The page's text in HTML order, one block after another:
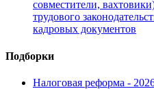
совместители,
трудового
кадровых документов
Подборки
Налоговая реформа -